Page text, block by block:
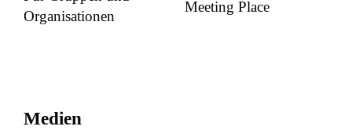
Organisationen
Meeting Place
Medien